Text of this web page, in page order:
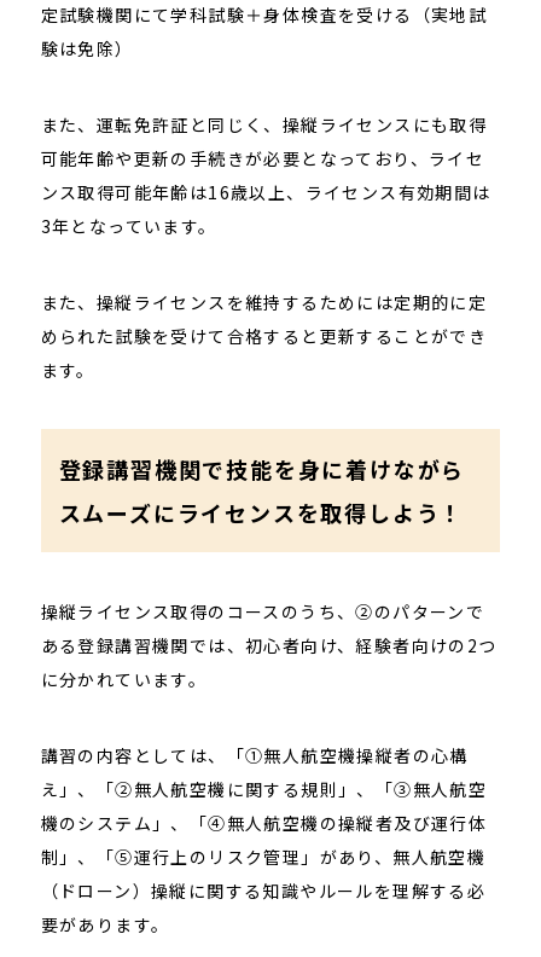
定試験機関にて学科試験＋身体検査を受ける（実地試
験は免除）
また、運転免許証と同じく、操縦ライセンスにも取得
可能年齢や更新の手続きが必要となっており、ライセ
ンス取得可能年齢は16歳以上、ライセンス有効期間は
3年となっています。
また、操縦ライセンスを維持するためには定期的に定
められた試験を受けて合格すると更新することができ
ます。
登録講習機関で技能を身に着けながら
スムーズにライセンスを取得しよう！
操縦ライセンス取得のコースのうち、②のパターンで
ある登録講習機関では、初心者向け、経験者向けの2つ
に分かれています。
講習の内容としては、「①無人航空機操縦者の心構
え」、「②無人航空機に関する規則」、「③無人航空
機のシステム」、「④無人航空機の操縦者及び運行体
制」、「⑤運行上のリスク管理」があり、無人航空機
（ドローン）操縦に関する知識やルールを理解する必
要があります。